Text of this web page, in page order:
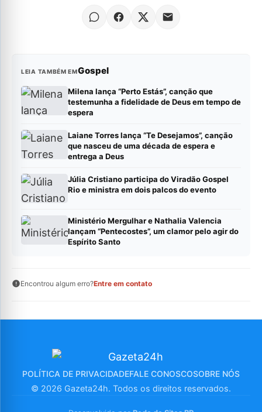
LEIA TAMBÉM EMGospel
Milena lança “Perto Estás”, canção que
testemunha a fidelidade de Deus em tempo de
espera
Laiane Torres lança “Te Desejamos”, canção
que nasceu de uma década de espera e
entrega a Deus
Júlia Cristiano participa do Viradão Gospel
Rio e ministra em dois palcos do evento
Ministério Mergulhar e Nathalia Valencia
lançam “Pentecostes”, um clamor pelo agir do
Espírito Santo
Encontrou algum erro?Entre em contato
POLÍTICA DE PRIVACIDADEFALE CONOSCOSOBRE NÓS
© 2026 Gazeta24h. Todos os direitos reservados.